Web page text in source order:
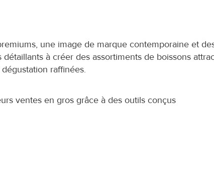
une image de marque contemporaine et
à créer des assortiments de boissons
raffinées.
ventes en gros grâce à des outils conçus